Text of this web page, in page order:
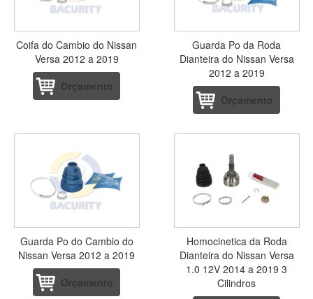
Coifa do Cambio do Nissan
Versa 2012 a 2019
Orçamento
Guarda Po da Roda
Dianteira do Nissan Versa
2012 a 2019
Orçamento
Guarda Po do Cambio do
Nissan Versa 2012 a 2019
Orçamento
Homocinetica da Roda
Dianteira do Nissan Versa
1.0 12V 2014 a 2019 3
Cilindros